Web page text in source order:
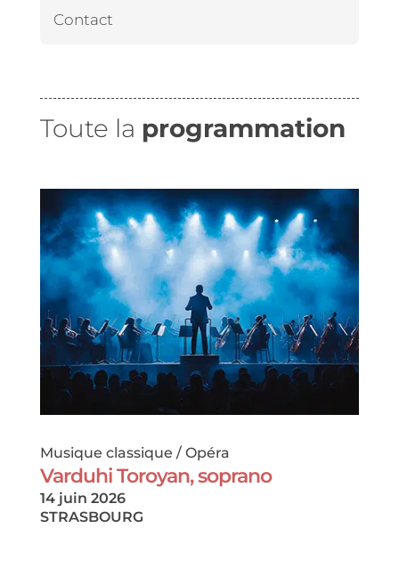
Contact
Toute la programmation
Musique classique / Opéra
Varduhi Toroyan, soprano
14 juin 2026
STRASBOURG